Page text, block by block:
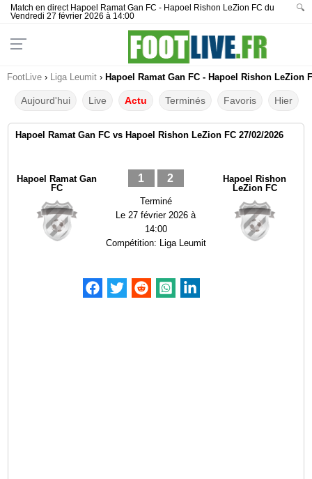
Match en direct Hapoel Ramat Gan FC - Hapoel Rishon LeZion FC du
Vendredi 27 février 2026 à 14:00
🔍
FootLive › Liga Leumit › Hapoel Ramat Gan FC - Hapoel Rishon LeZion
Aujourd'hui Live Actu Terminés Favoris Hier
Hapoel Ramat Gan FC vs Hapoel Rishon LeZion FC 27/02/2026
Hapoel Ramat Gan
FC
1 2
Terminé
Le27 février 2026 à
14:00
Compétition: Liga Leumit
Hapoel Rishon
LeZion FC